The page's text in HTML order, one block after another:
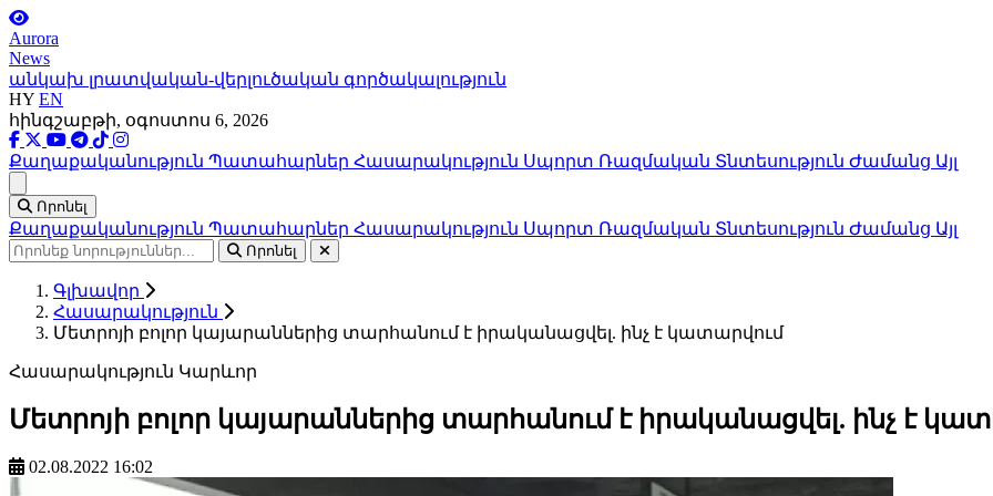
Aurora
News
անկախ լրատվական-վերլուծական գործակալություն
HY EN
հինգշաբթի, օգոստոս 6, 2026
Քաղաքականություն Պատահարներ Հասարակություն Սպորտ Ռազմական Տնտեսություն Ժամանց Այլ
Որոնել
Քաղաքականություն Պատահարներ Հասարակություն Սպորտ Ռազմական Տնտեսություն Ժամանց Այլ
Որոնել
Գլխավոր
Հասարակություն
Մետրոյի բոլոր կայարաններից տարհանում է իրականացվել. ինչ է կատարվում
Հասարակություն Կարևոր
Մետրոյի բոլոր կայարաններից տարհանում է իրականացվել. ինչ է
02.08.2022 16:02